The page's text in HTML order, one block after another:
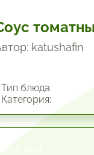
katushafin
блюда: